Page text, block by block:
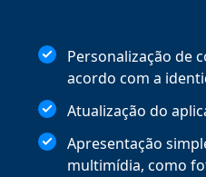
Personalização de
acordo com a
Atualização do
Apresentação
multimídia, como